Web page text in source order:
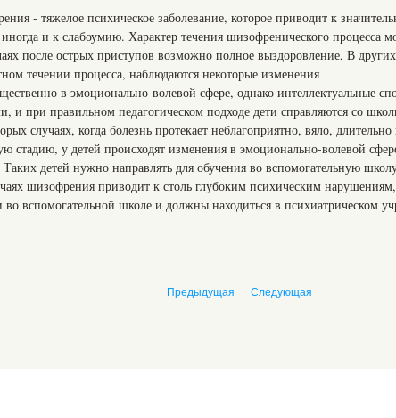
- тяжелое психическое заболевание, которое приводит к
и к слабоумию. Характер течения шизофренического процесса
после острых приступов возможно полное выздоровление, В
течении процесса, наблюдаются некоторые изменения
в эмоционально-волевой сфере, однако интеллектуальные
и при правильном педагогическом подходе дети справляются со
случаях, когда болезнь протекает неблагоприятно, вяло,
стадию, у детей происходят изменения в эмоционально-волевой
Таких детей нужно направлять для обучения во вспомогательную
шизофрения приводит к столь глубоким психическим
во вспомогательной школе и должны находиться в психиатрическом
Предыдущая Следующая